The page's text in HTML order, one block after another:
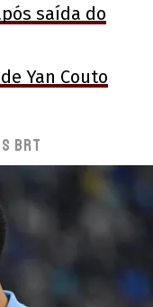
saída do
Yan Couto
BRT